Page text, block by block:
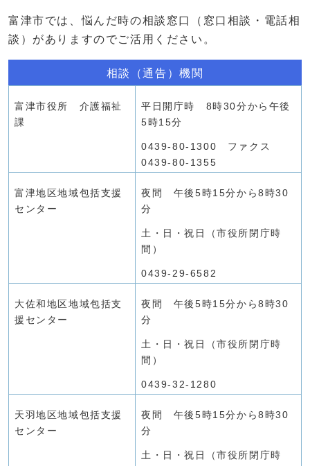
富津市では、悩んだ時の相談窓口（窓口相談・電話相
談）がありますのでご活用ください。
相談（通告）機関
富津市役所 介護福祉
課
平日開庁時 8時30分から午後
5時15分
0439-80-1300 ファクス
0439-80-1355
富津地区地域包括支援
センター
夜間 午後5時15分から8時30
分
土・日・祝日（市役所閉庁時
間）
0439-29-6582
大佐和地区地域包括支
援センター
夜間 午後5時15分から8時30
分
土・日・祝日（市役所閉庁時
間）
0439-32-1280
天羽地区地域包括支援
センター
夜間 午後5時15分から8時30
分
土・日・祝日（市役所閉庁時